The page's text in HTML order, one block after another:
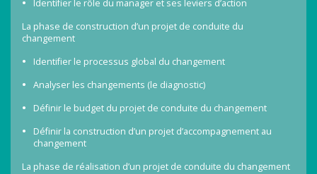
Identifier le rôle du manager et ses leviers d’action
La phase de construction d’un projet de conduite du
changement
Identifier le processus global du changement
Analyser les changements (le diagnostic)
Définir le budget du projet de conduite du changement
Définir la construction d’un projet d’accompagnement au
changement
La phase de réalisation d’un projet de conduite du changement